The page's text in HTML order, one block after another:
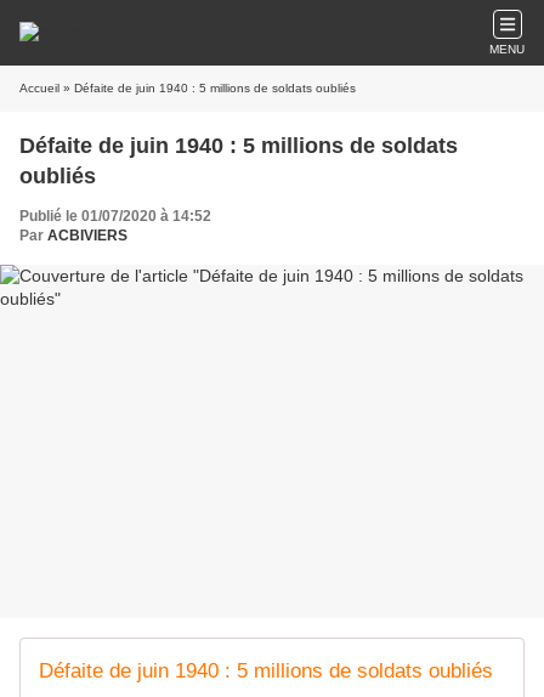
MENU
Accueil » Défaite de juin 1940 : 5 millions de soldats oubliés
Défaite de juin 1940 : 5 millions de soldats
oubliés
Publié le 01/07/2020 à 14:52
Par ACBIVIERS
Défaite de juin 1940 : 5 millions de soldats oubliés